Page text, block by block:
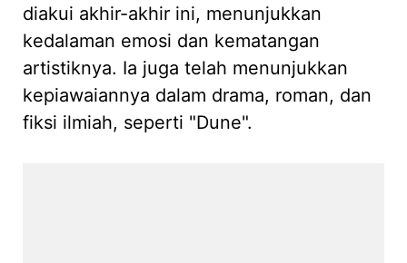
diakui akhir-akhir ini, menunjukkan
kedalaman emosi dan kematangan
artistiknya. Ia juga telah menunjukkan
kepiawaiannya dalam drama, roman, dan
fiksi ilmiah, seperti "Dune".